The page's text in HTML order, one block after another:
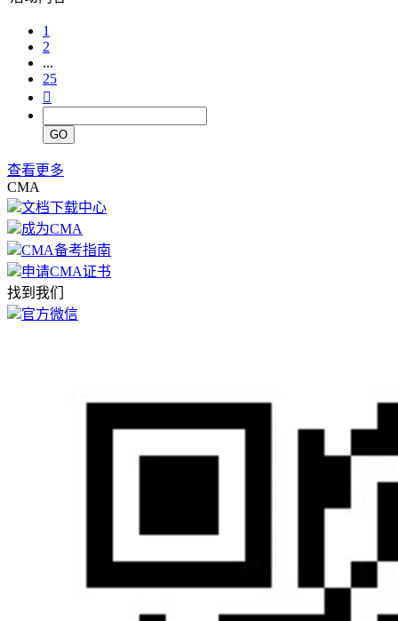
1
2
...
25

GO
查看更多
CMA
文档下载中心
成为CMA
CMA备考指南
申请CMA证书
找到我们
官方微信